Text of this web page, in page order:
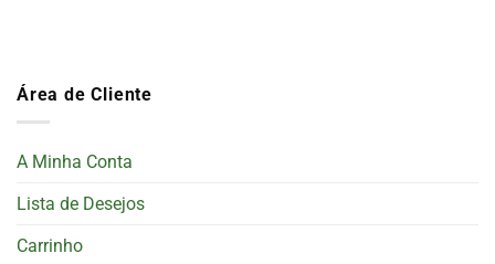
Área de Cliente
A Minha Conta
Lista de Desejos
Carrinho